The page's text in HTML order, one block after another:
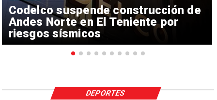
Codelco suspende construcción de
Andes Norte en El Teniente por
riesgos sísmicos
DEPORTES